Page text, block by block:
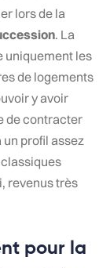
lors de la
. La
uniquement les
de logements
y avoir
de contracter
un profil assez
revenus très
pour la